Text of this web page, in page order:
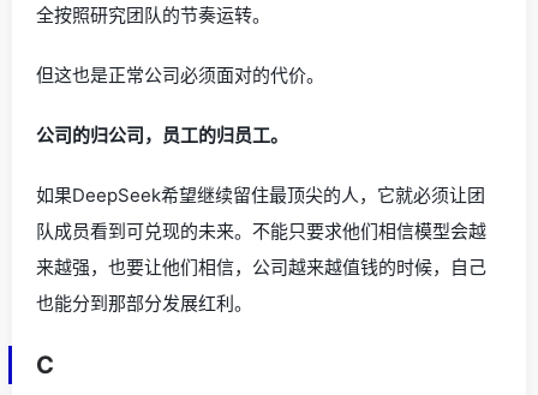
全按照研究团队的节奏运转。
但这也是正常公司必须面对的代价。
公司的归公司，员工的归员工。
如果DeepSeek希望继续留住最顶尖的人，它就必须让团
队成员看到可兑现的未来。不能只要求他们相信模型会越
来越强，也要让他们相信，公司越来越值钱的时候，自己
也能分到那部分发展红利。
C